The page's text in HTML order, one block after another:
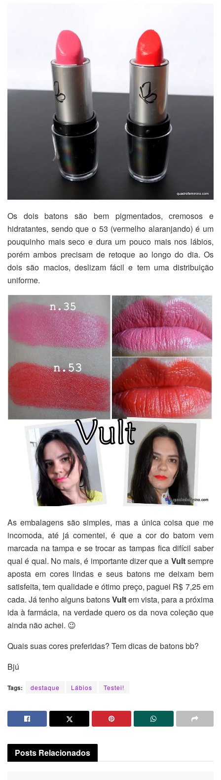
Os dois batons são bem pigmentados, cremosos e
hidratantes, sendo que o 53 (vermelho alaranjando) é um
pouquinho mais seco e dura um pouco mais nos lábios,
porém ambos precisam de retoque ao longo do dia. Os
dois são macios, deslizam fácil e tem uma distribuição
uniforme.
As embalagens são simples, mas a única coisa que me
incomoda, até já comentei, é que a cor do batom vem
marcada na tampa e se trocar as tampas fica difícil saber
qual é qual. No mais, é importante dizer que a Vultsempre
aposta em cores lindas e seus batons me deixam bem
satisfeita, tem qualidade e ótimo preço, paguei R$ 7,25 em
cada. Já tenho alguns batonsVultem vista, para a próxima
ida à farmácia, na verdade quero os da nova coleção que
ainda não achei. 😉
Quais suas cores preferidas? Tem dicas de batons bb?
Bjú
Tags: destaque Lábios Testei!
Posts Relacionados